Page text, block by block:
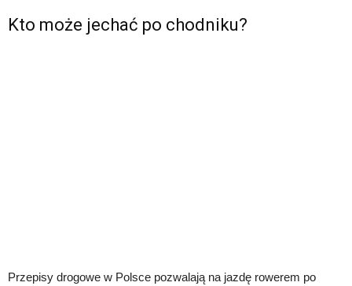
Kto może jechać po chodniku?
Przepisy drogowe w Polsce pozwalają na jazdę rowerem po